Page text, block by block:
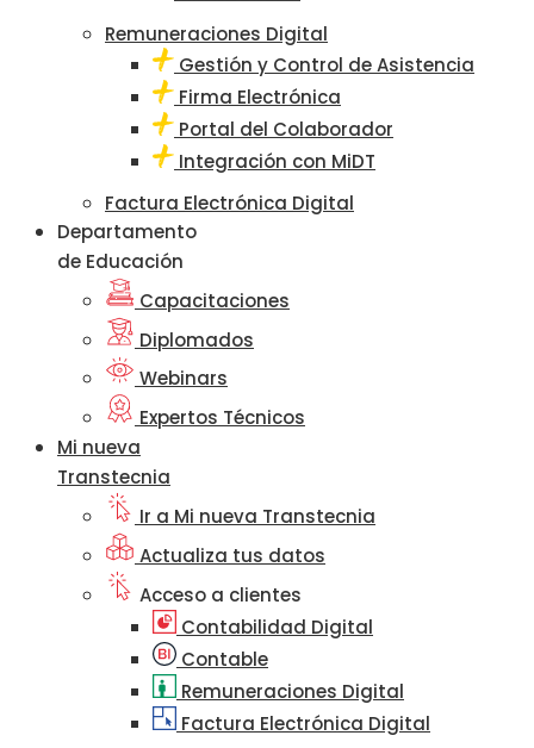
Remuneraciones Digital
Gestión y Control de Asistencia
Firma Electrónica
Portal del Colaborador
Integración con MiDT
Factura Electrónica Digital
Departamento
de Educación
Capacitaciones
Diplomados
Webinars
Expertos Técnicos
Mi nueva
Transtecnia
Ir a Mi nueva Transtecnia
Actualiza tus datos
Acceso a clientes
Contabilidad Digital
Contable
Remuneraciones Digital
Factura Electrónica Digital